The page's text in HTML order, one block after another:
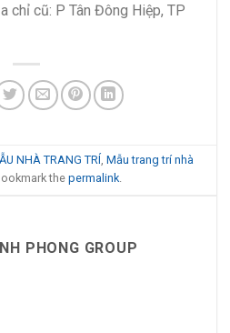
chỉ cũ: P Tân Đông Hiệp, TP
NHÀ TRANG TRÍ Mẫu trang trí nhà
thepermalink
PHONG GROUP